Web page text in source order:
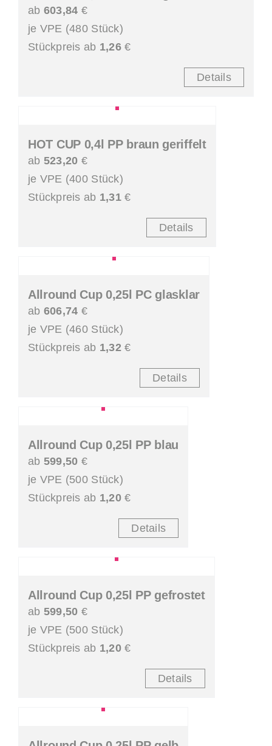
ab 603,84 €
je VPE (480 Stück)
Stückpreis ab 1,26€
Details
HOT CUP 0,4l PP braun geriffelt
ab 523,20 €
je VPE (400 Stück)
Stückpreis ab 1,31€
Details
Allround Cup 0,25l PC glasklar
ab 606,74 €
je VPE (460 Stück)
Stückpreis ab 1,32€
Details
Allround Cup 0,25l PP blau
ab 599,50 €
je VPE (500 Stück)
Stückpreis ab 1,20€
Details
Allround Cup 0,25l PP gefrostet
ab 599,50 €
je VPE (500 Stück)
Stückpreis ab 1,20€
Details